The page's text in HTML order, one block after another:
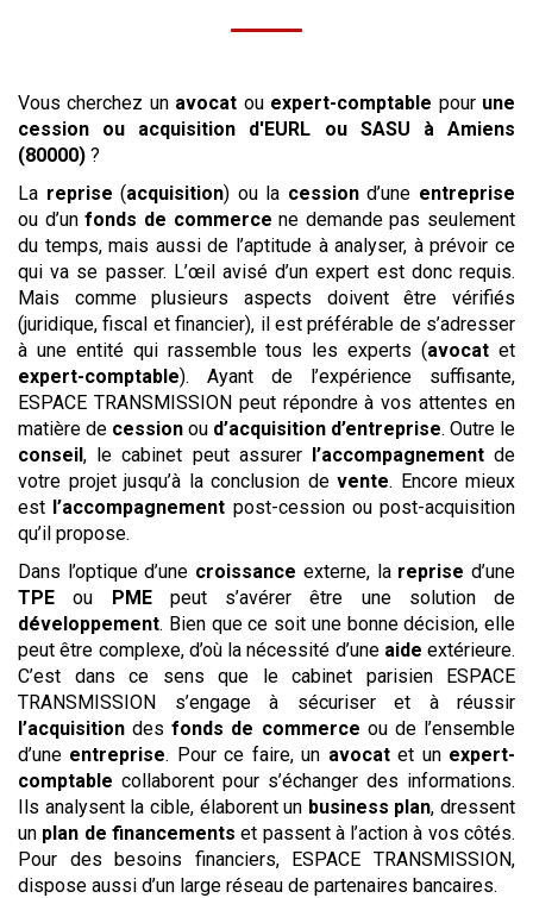
Vous cherchez un avocat ou expert-comptable pour une
cession ou acquisition
d'EURL ou SASU
à Amiens
(80000) ?
La reprise (acquisition) ou la cessiond’une entreprise
ou d’unfonds de commerce ne demande pas seulement
du temps, mais aussi de l’aptitude à analyser, à prévoir ce
qui va se passer. L’œil avisé d’un expert est donc requis.
Mais comme plusieurs aspects doivent être vérifiés
(juridique, fiscal et financier), il est préférable de s’adresser
à une entité qui rassemble tous les experts (avocat et
expert-comptable). Ayant de l’expérience suffisante,
ESPACE TRANSMISSION peut répondre à vos attentes en
matière de cession ou d’acquisition d’entreprise. Outre le
conseil, le cabinet peut assurer l’accompagnementde
votre projet jusqu’à la conclusion de vente. Encore mieux
est l’accompagnement post-cession ou post-acquisition
qu’il propose.
Dans l’optique d’une croissance externe, la reprise d’une
TPE ou PMEpeut s’avérer être une solution de
développement. Bien que ce soit une bonne décision, elle
peut être complexe, d’où la nécessité d’une aide extérieure.
C’est dans ce sens que le cabinet parisien ESPACE
TRANSMISSION s’engage à sécuriser et à réussir
l’acquisition desfonds de commerce ou de l’ensemble
d’une entreprise. Pour ce faire, un avocatet un expert-
comptable collaborent pour s’échanger des informations.
Ils analysent la cible, élaborent un business plan, dressent
un plan de financements et passent à l’action à vos côtés.
Pour des besoins financiers, ESPACE TRANSMISSION,
dispose aussi d’un large réseau de partenaires bancaires.